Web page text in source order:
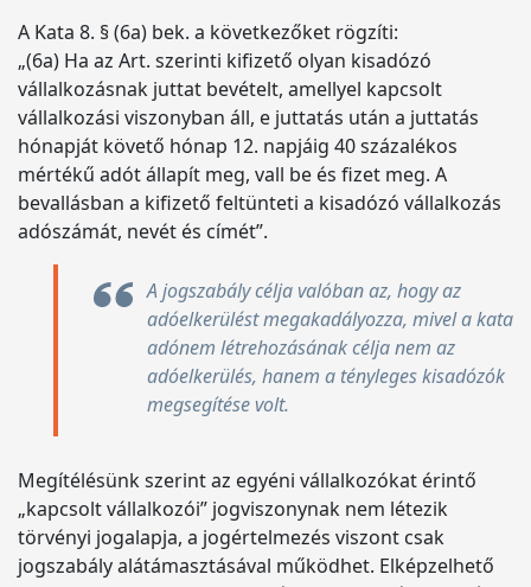
A Kata 8. § (6a) bek. a következőket rögzíti:
„(6a) Ha az Art. szerinti kifizető olyan kisadózó
vállalkozásnak juttat bevételt, amellyel kapcsolt
vállalkozási viszonyban áll, e juttatás után a juttatás
hónapját követő hónap 12. napjáig 40 százalékos
mértékű adót állapít meg, vall be és fizet meg. A
bevallásban a kifizető feltünteti a kisadózó vállalkozás
adószámát, nevét és címét”.
A jogszabály célja valóban az, hogy az
adóelkerülést megakadályozza, mivel a kata
adónem létrehozásának célja nem az
adóelkerülés, hanem a tényleges kisadózók
megsegítése volt.
Megítélésünk szerint az egyéni vállalkozókat érintő
„kapcsolt vállalkozói” jogviszonynak nem létezik
törvényi jogalapja, a jogértelmezés viszont csak
jogszabály alátámasztásával működhet. Elképzelhető